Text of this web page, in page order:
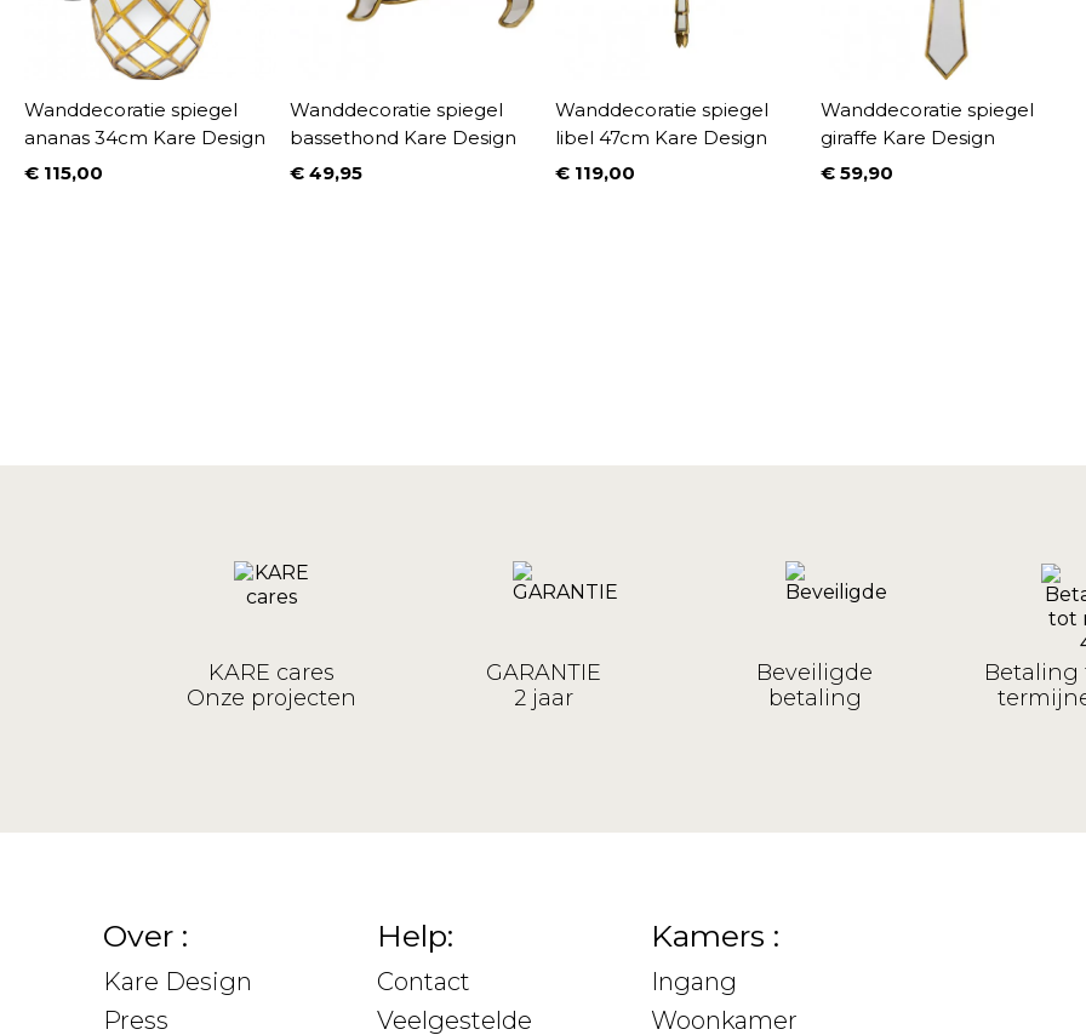
Wanddecoratie spiegel
ananas 34cm Kare Design
Prijs
€ 115,00
Wanddecoratie spiegel
bassethond Kare Design
Prijs
€ 49,95
Wanddecoratie spiegel
libel 47cm Kare Design
Prijs
€ 119,00
Wanddecoratie spiegel
giraffe Kare Design
Prijs
€ 59,90
KARE cares
Onze projecten
GARANTIE
2 jaar
Beveiligde
betaling
Betaling
Over :
Kare Design
Press
Help:
Contact
Veelgestelde
Kamers :
Ingang
Woonkamer